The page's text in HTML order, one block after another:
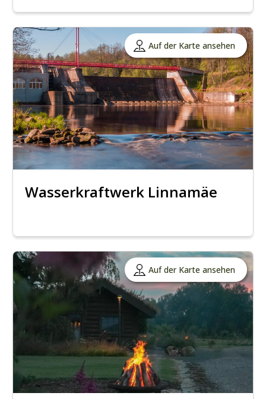
Auf der Karte ansehen
Wasserkraftwerk Linnamäe
Auf der Karte ansehen